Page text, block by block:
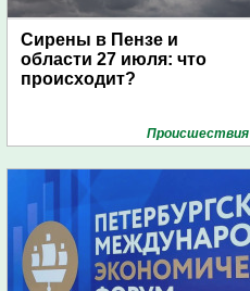
Сирены в Пензе и
области 27 июля: что
происходит?
Проиcшествия